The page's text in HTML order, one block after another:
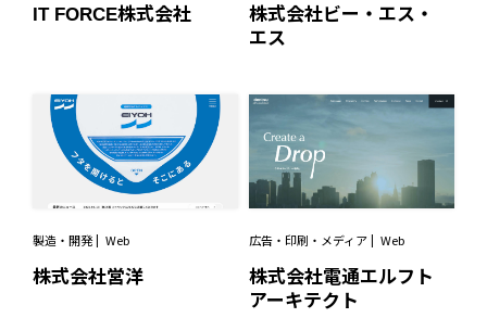
IT FORCE株式会社
株式会社ビー・エス・
エス
製造・開発 Web
株式会社営洋
広告・印刷・メディア Web
株式会社電通エルフト
アーキテクト